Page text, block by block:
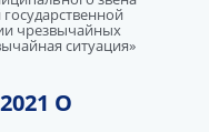
чрезвычайных
ситуация»
О